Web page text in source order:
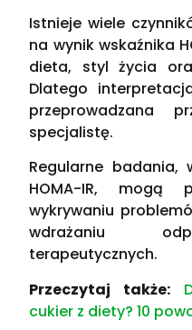
Istnieje wiele
na wynik wskaźnika
dieta, styl życia
Dlatego
przeprowadzana
specjalistę.
Regularne badania,
HOMA-IR, mogą
wykrywaniu
wdrażaniu
terapeutycznych.
Przeczytaj także:
cukier z diety? 10